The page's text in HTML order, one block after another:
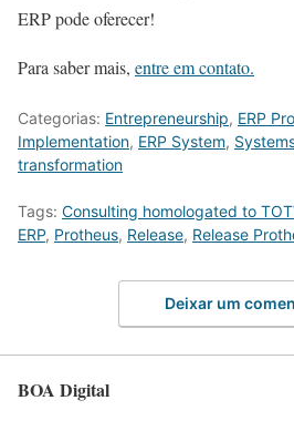
ERP pode oferecer!
Para saber mais, entre em contato.
Categorias: Entrepreneurship, ERP
Implementation, ERP System,
transformation
Tags: Consulting homologated to
ERP, Protheus, Release, Release
Deixar um
BOA Digital